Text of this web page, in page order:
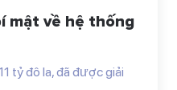
mật về hệ thống
tỷ đô la, đã được giải